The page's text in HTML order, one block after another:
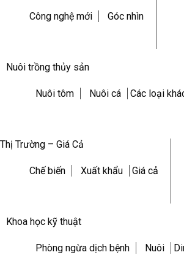
Công nghệ mới Góc nhìn
Nuôi trồng thủy sản
Nuôi tôm Nuôi cá Các loại
Thị Trường – Giá Cả
Chế biến Xuất khẩu Giá cả
Khoa học kỹ thuật
Phòng ngừa dịch bệnh Nuôi